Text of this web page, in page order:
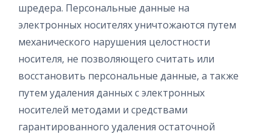
шредера. Персональные данные на
электронных носителях уничтожаются путем
механического нарушения целостности
носителя, не позволяющего считать или
восстановить персональные данные, а также
путем удаления данных с электронных
носителей методами и средствами
гарантированного удаления остаточной